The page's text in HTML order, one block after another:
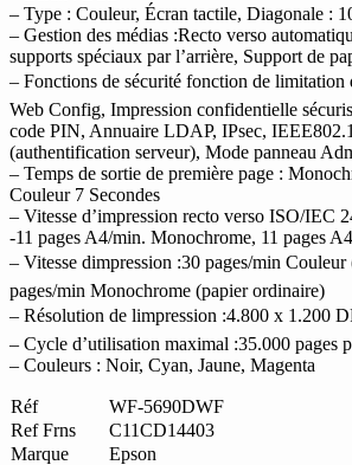
– Type : Couleur, Écran tactile, Diagonale :
– Gestion des médias :Recto verso
supports spéciaux par l’arrière, Support de
– Fonctions de sécurité fonction de limitation
Web Config, Impression confidentielle
code PIN, Annuaire LDAP, IPsec,
(authentification serveur), Mode panneau
– Temps de sortie de première page :
Couleur 7 Secondes
– Vitesse d’impression recto verso ISO/IEC
-11 pages A4/min. Monochrome, 11 pages
– Vitesse dimpression :30 pages/min
pages/min Monochrome (papier ordinaire)
– Résolution de limpression :4.800 x 1.200
– Cycle d’utilisation maximal :35.000 pages
– Couleurs : Noir, Cyan, Jaune, Magenta
Réf
WF-5690DWF
Ref Frns
C11CD14403
Marque
Epson